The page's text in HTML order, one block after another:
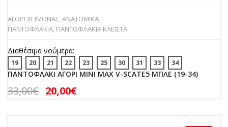
ΑΓΟΡΙ ΧΕΙΜΩΝΑΣ,ΑΝΑΤΟΜΙΚΑ
ΠΑΝΤΟΦΛΑΚΙΑ, ΠΑΝΤΟΦΛΑΚΙΑ ΚΛΕΙΣΤΑ
Διαθέσιμα νούμερα:
19 20 21 22 23 25 30 31 33 34
ΠΑΝΤΟΦΛΑΚΙ ΑΓΟΡΙ MINI MAX V-SCATE5 ΜΠΛΕ (19-34)
33,00€ 20,00€